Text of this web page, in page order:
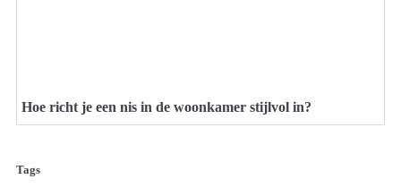
Hoe richt je een nis in de woonkamer stijlvol in?
Tags